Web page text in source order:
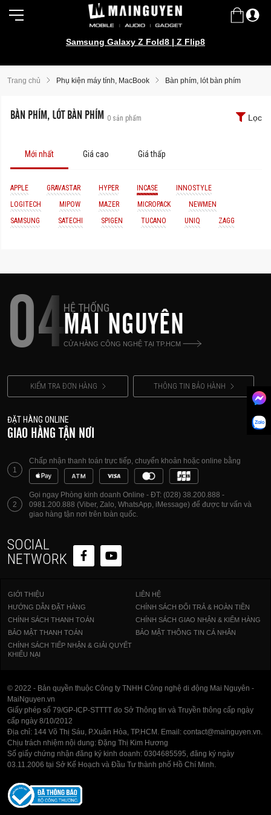
Samsung Galaxy Z Fold8 | Z Flip8
Trang chủ Phụ kiện máy tính, MacBook Bàn phím, lót bàn phím
BÀN PHÍM, LÓT BÀN PHÍM 0 sản phẩm Lọc
Mới nhất Giá cao Giá thấp
APPLE GRAVASTAR HYPER INCASE
INNOSTYLE
LOGITECH
MIPOW MAZER MICROPACK
NEWMEN
SAMSUNG
SATECHI SPIGEN TUCANO UNIQ ZAGG
04HỆ THỐNG
MAI NGUYÊN
CỬA HÀNG CÔNG NGHỆ TẠI TP.HCM
KIỂM TRA ĐƠN HÀNG THÔNG TIN BẢO HÀNH
ĐẶT HÀNG ONLINE
GIAO HÀNG TẬN NƠI
1
Chấp nhận thanh toán trực tiếp, chuyển khoản hoặc online bằng
2
Gọi ngay Phòng kinh doanh Online - ĐT: (028) 38.200.888 -
0981.200.888 (Viber, Zalo, WhatsApp, iMessage) để được tư vấn và
giao hàng tận nơi trên toàn quốc.
SOCIAL
NETWORK
GIỚI THIỆU
LIÊN HỆ
HƯỚNG DẪN ĐẶT HÀNG
CHÍNH SÁCH ĐỔI TRẢ & HOÀN TIỀN
CHÍNH SÁCH THANH TOÁN
CHÍNH SÁCH GIAO NHẬN & KIỂM HÀNG
BẢO MẬT THANH TOÁN
BẢO MẬT THÔNG TIN CÁ NHÂN
CHÍNH SÁCH TIẾP NHẬN & GIẢI QUYẾT
KHIẾU NẠI
© 2022 - Bản quyền thuộc Công ty TNHH Công nghệ di động Mai Nguyên -
MaiNguyen.vn
Giấy phép số 79/GP-ICP-STTTT do Sở Thông tin và Truyền thông cấp ngày
cấp ngày 8/10/2012
Địa chỉ: 144 Võ Thị Sáu, P.Xuân Hòa, TP.HCM. Email: contact@mainguyen.vn.
Chịu trách nhiệm nội dung: Đặng Thị Kim Hương
Số giấy chứng nhận đăng ký kinh doanh: 0304685595, đăng ký ngày
03.11.2006 tại Sở Kế Hoạch và Đầu Tư thành phố Hồ Chí Minh.